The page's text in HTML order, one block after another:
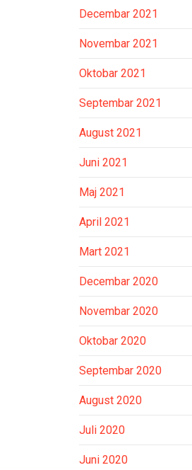
Decembar 2021
Novembar 2021
Oktobar 2021
Septembar 2021
August 2021
Juni 2021
Maj 2021
April 2021
Mart 2021
Decembar 2020
Novembar 2020
Oktobar 2020
Septembar 2020
August 2020
Juli 2020
Juni 2020